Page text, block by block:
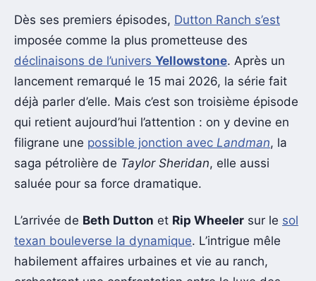
Dès ses premiers épisodes, Dutton Ranch s’est
imposée comme la plus prometteuse des
déclinaisons de l’univers Yellowstone. Après un
lancement remarqué le 15 mai 2026, la série fait
déjà parler d’elle. Mais c’est son troisième épisode
qui retient aujourd’hui l’attention : on y devine en
filigrane une possible jonction avec Landman, la
saga pétrolière de Taylor Sheridan, elle aussi
saluée pour sa force dramatique.
L’arrivée de Beth Dutton et Rip Wheeler sur le sol
texan bouleverse la dynamique. L’intrigue mêle
habilement affaires urbaines et vie au ranch,